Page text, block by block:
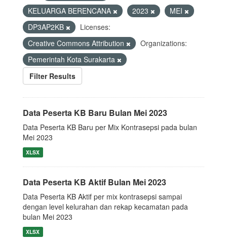
KELUARGA BERENCANA
2023
MEI
DP3AP2KB
Licenses:
Creative Commons Attribution
Organizations:
Pemerintah Kota Surakarta
Filter Results
Data Peserta KB Baru Bulan Mei 2023
Data Peserta KB Baru per Mix Kontrasepsi pada bulan
Mei 2023
XLSX
Data Peserta KB Aktif Bulan Mei 2023
Data Peserta KB Aktif per mix kontrasepsi sampai
dengan level kelurahan dan rekap kecamatan pada
bulan Mei 2023
XLSX